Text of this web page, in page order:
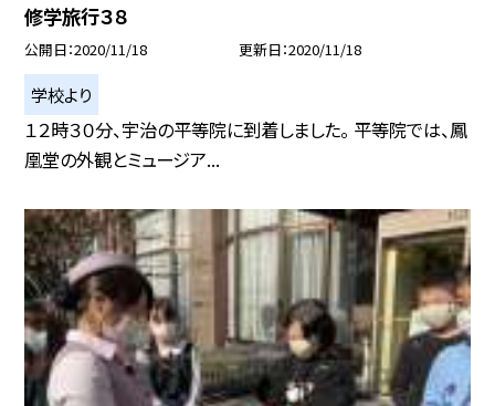
修学旅行３８
公開日 2020/11/18 更新日 2020/11/18
学校より
１２時３０分、宇治の平等院に到着しました。 平等院では、鳳
凰堂の外観とミュージア...